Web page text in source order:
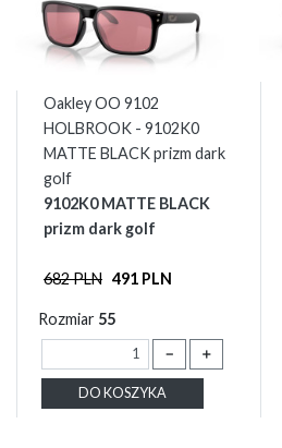
Oakley OO 9102
HOLBROOK - 9102K0
MATTE BLACK prizm dark
golf
9102K0 MATTE BLACK
prizm dark golf
682 PLN 491 PLN
Rozmiar 55
－ ＋
DO KOSZYKA